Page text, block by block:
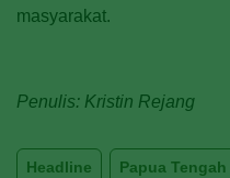
masyarakat.
Penulis: Kristin Rejang
Headline Papua Tengah